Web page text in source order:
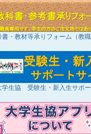
・教材等承りフォーム（教職
学生協 受験生・新入生サポー